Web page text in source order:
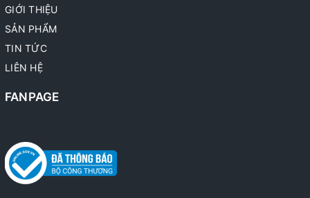
GIỚI THIỆU
SẢN PHẨM
TIN TỨC
LIÊN HỆ
FANPAGE